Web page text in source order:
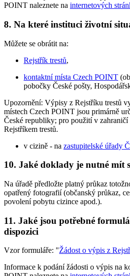
POINT naleznete na internetových
8. Na které instituci životní
Můžete se obrátit na:
Rejstřík trestů,
kontaktní místa Czech POINT
pobočky České pošty,
Upozornění: Výpisy z Rejstříku trestů
místech Czech POINT jsou primárně
České republiky; pro použití v
Rejstříkem trestů.
v cizině - na zastupitelské úřady
10. Jaké doklady je nutné mít
Na úřadě předložte platný průkaz
opatřený fotografií (občanský průkaz,
povolení pobytu cizince apod.).
11. Jaké jsou potřebné
dispozici
Vzor formuláře: "Žádost o výpis z
Informace k podání žádosti o výpis na